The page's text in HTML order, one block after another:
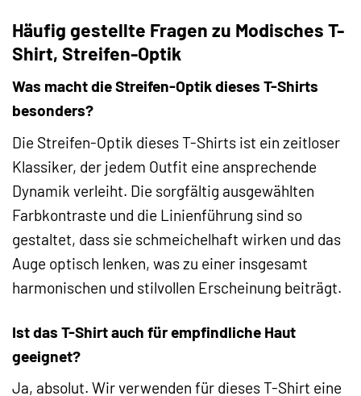
Häufig gestellte Fragen zu Modisches T-
Shirt, Streifen-Optik
Was macht die Streifen-Optik dieses T-Shirts
besonders?
Die Streifen-Optik dieses T-Shirts ist ein zeitloser
Klassiker, der jedem Outfit eine ansprechende
Dynamik verleiht. Die sorgfältig ausgewählten
Farbkontraste und die Linienführung sind so
gestaltet, dass sie schmeichelhaft wirken und das
Auge optisch lenken, was zu einer insgesamt
harmonischen und stilvollen Erscheinung beiträgt.
Ist das T-Shirt auch für empfindliche Haut
geeignet?
Ja, absolut. Wir verwenden für dieses T-Shirt eine